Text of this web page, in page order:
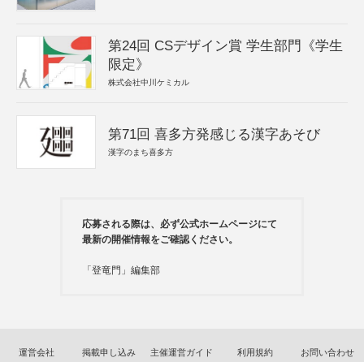
第24回 CSデザイン賞 学生部門《学生
限定》
株式会社中川ケミカル
第71回 喜多方発感じる漢字あそび
漢字のまち喜多方
応募される際は、必ず公式ホームページにて
最新の開催情報をご確認ください。
「登竜門」編集部
運営会社 掲載申し込み 主催運営ガイド 利用規約 お問い合わせ